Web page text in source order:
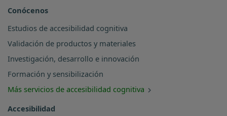
Conócenos
Estudios de accesibilidad cognitiva
Validación de productos y materiales
Investigación, desarrollo e innovación
Formación y sensibilización
Más servicios de accesibilidad cognitiva
Accesibilidad